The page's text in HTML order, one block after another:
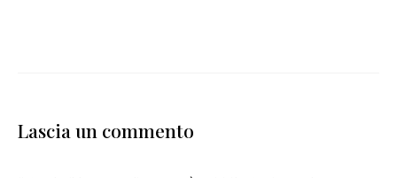
Lascia un commento